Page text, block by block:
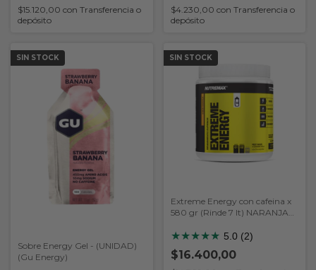
$15.120,00 con Transferencia o
depósito
$4.230,00 con Transferencia o
depósito
SIN STOCK
Sobre Energy Gel - (UNIDAD)
(Gu Energy)
SIN STOCK
Extreme Energy con cafeina x
580 gr (Rinde 7 lt) NARANJA
★★★★★ 5.0 (2)
$16.400,00